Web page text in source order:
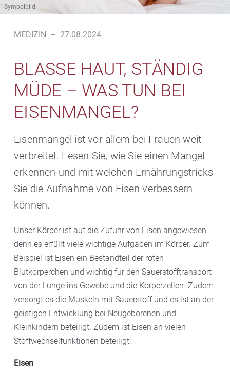
Symbolbild
MEDIZIN – 27.08.2024
BLASSE HAUT, STÄNDIG
MÜDE – WAS TUN BEI
EISENMANGEL?
Eisenmangel ist vor allem bei Frauen weit
verbreitet. Lesen Sie, wie Sie einen Mangel
erkennen und mit welchen Ernährungstricks
Sie die Aufnahme von Eisen verbessern
können.
Unser Körper ist auf die Zufuhr von Eisen angewiesen,
denn es erfüllt viele wichtige Aufgaben im Körper. Zum
Beispiel ist Eisen ein Bestandteil der roten
Blutkörperchen und wichtig für den Sauerstofftransport
von der Lunge ins Gewebe und die Körperzellen. Zudem
versorgt es die Muskeln mit Sauerstoff und es ist an der
geistigen Entwicklung bei Neugeborenen und
Kleinkindern beteiligt. Zudem ist Eisen an vielen
Stoffwechselfunktionen beteiligt.
Eisen